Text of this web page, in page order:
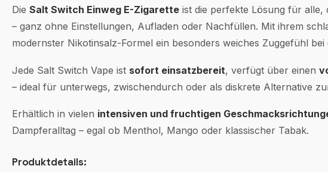
Die Salt Switch Einweg E-Zigarette ist die perfekte Lösung für alle,
– ganz ohne Einstellungen, Aufladen oder Nachfüllen. Mit ihrem
modernster Nikotinsalz-Formel ein besonders weiches Zuggefühl
Jede Salt Switch Vape ist sofort einsatzbereit, verfügt über einen
– ideal für unterwegs, zwischendurch oder als diskrete Alternative
Erhältlich in vielen intensiven und fruchtigen
Dampferalltag – egal ob Menthol, Mango oder klassischer Tabak.
Produktdetails: